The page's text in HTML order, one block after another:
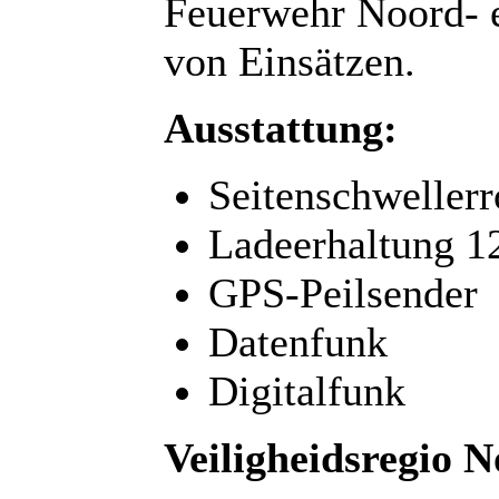
Feuerwehr Noord-
von Einsätzen.
Ausstattung:
Ladeerhaltung
GPS-Peilsender
Datenfunk
Digitalfunk
Veiligheidsregio